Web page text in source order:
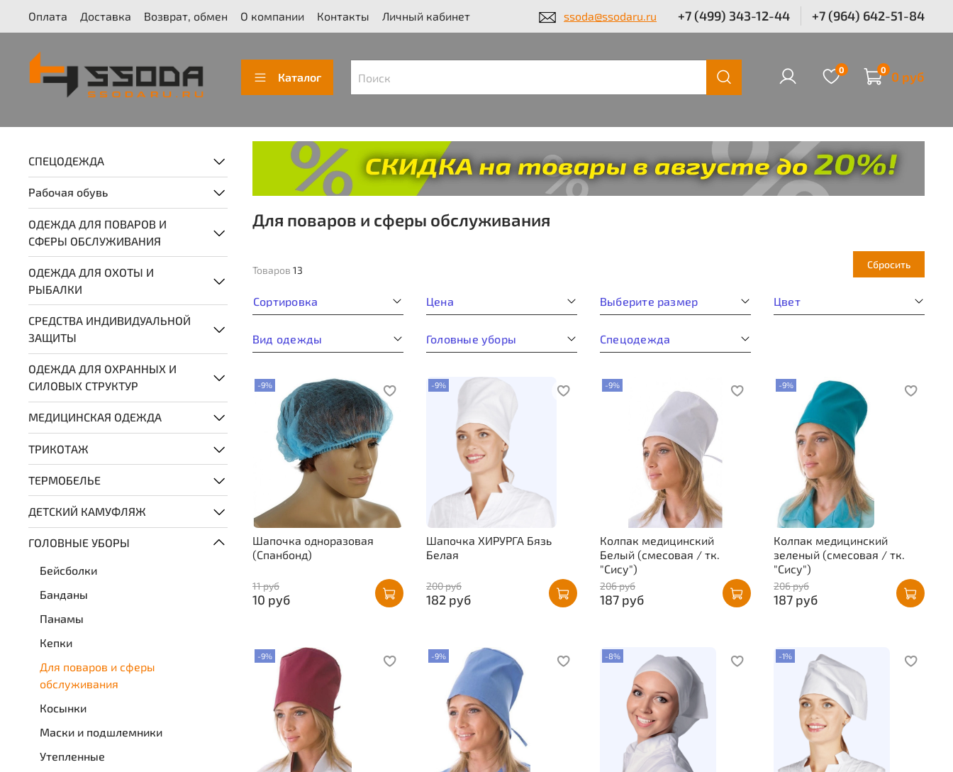
Оплата Доставка Возврат, обмен О компании Контакты Личный кабинет ssoda@ssodaru.ru +7 (499) 343-12-44 +7 (964) 642-51-84
Каталог
0 0 0 руб
Для поваров и сферы обслуживания
Товаров 13 Сбросить
Сортировка Цена Выберите размер Цвет
Вид одежды Головные уборы Спецодежда
-9%
Шапочка одноразовая
(Спанбонд)
11 руб
10 руб
-9%
Шапочка ХИРУРГА Бязь
Белая
200 руб
182 руб
-9%
Колпак медицинский
Белый (смесовая / тк.
"Сису")
206 руб
187 руб
-9%
Колпак медицинский
зеленый (смесовая / тк.
"Сису")
206 руб
187 руб
-9% -9% -8% -1%
СПЕЦОДЕЖДА
Рабочая обувь
ОДЕЖДА ДЛЯ ПОВАРОВ И
СФЕРЫ ОБСЛУЖИВАНИЯ
ОДЕЖДА ДЛЯ ОХОТЫ И
РЫБАЛКИ
СРЕДСТВА ИНДИВИДУАЛЬНОЙ
ЗАЩИТЫ
ОДЕЖДА ДЛЯ ОХРАННЫХ И
СИЛОВЫХ СТРУКТУР
МЕДИЦИНСКАЯ ОДЕЖДА
ТРИКОТАЖ
ТЕРМОБЕЛЬЕ
ДЕТСКИЙ КАМУФЛЯЖ
ГОЛОВНЫЕ УБОРЫ
Бейсболки
Банданы
Панамы
Кепки
Для поваров и сферы
обслуживания
Косынки
Маски и подшлемники
Утепленные